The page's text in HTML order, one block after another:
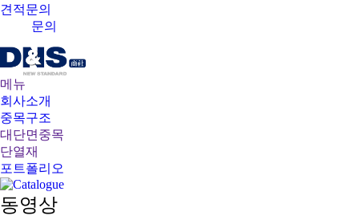
견적문의
문의
메뉴
회사소개
중목구조
대단면중목
단열재
포트폴리오
동영상